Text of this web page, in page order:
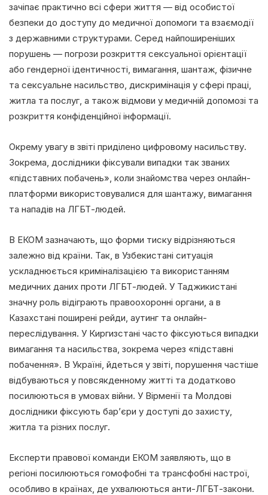
зачіпає практично всі сфери життя — від особистої
безпеки до доступу до медичної допомоги та взаємодії
з державними структурами. Серед найпоширеніших
порушень — погрози розкриття сексуальної орієнтації
або гендерної ідентичності, вимагання, шантаж, фізичне
та сексуальне насильство, дискримінація у сфері праці,
житла та послуг, а також відмови у медичній допомозі та
розкриття конфіденційної інформації.
Окрему увагу в звіті приділено цифровому насильству.
Зокрема, дослідники фіксували випадки так званих
«підставних побачень», коли знайомства через онлайн-
платформи використовувалися для шантажу, вимагання
та нападів на ЛГБТ-людей.
В ЕКОМ зазначають, що форми тиску відрізняються
залежно від країни. Так, в Узбекистані ситуація
ускладнюється криміналізацією та використанням
медичних даних проти ЛГБТ-людей. У Таджикистані
значну роль відіграють правоохоронні органи, а в
Казахстані поширені рейди, аутинг та онлайн-
переслідування. У Киргизстані часто фіксуються випадки
вимагання та насильства, зокрема через «підставні
побачення». В Україні, йдеться у звіті, порушення частіше
відбуваються у повсякденному житті та додатково
посилюються в умовах війни. У Вірменії та Молдові
дослідники фіксують бар’єри у доступі до захисту,
житла та різних послуг.
Експерти правової команди ЕКОМ заявляють, що в
регіоні посилюються гомофобні та трансфобні настрої,
особливо в країнах, де ухвалюються анти-ЛГБТ-закони.